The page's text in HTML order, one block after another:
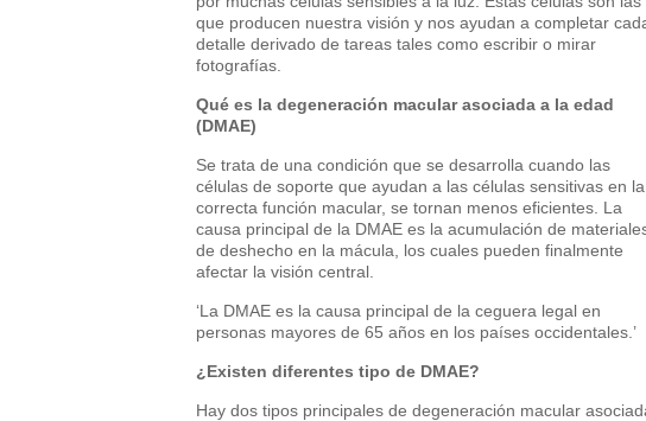
que producen nuestra visión y nos ayudan a completar
detalle derivado de tareas tales como escribir o mirar
fotografías.
Qué es la degeneración macular asociada a la edad
(DMAE)
Se trata de una condición que se desarrolla cuando las
células de soporte que ayudan a las células sensitivas en la
correcta función macular, se tornan menos eficientes. La
causa principal de la DMAE es la acumulación de
de deshecho en la mácula, los cuales pueden finalmente
afectar la visión central.
‘La DMAE es la causa principal de la ceguera legal en
personas mayores de 65 años en los países occidentales.’
¿Existen diferentes tipo de DMAE?
Hay dos tipos principales de degeneración macular